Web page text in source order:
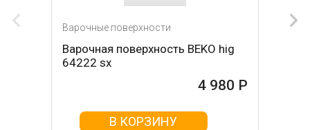
Варочные поверхности
Варочная поверхность BEKO hig
64222 sx
4 980 Р
В КОРЗИНУ